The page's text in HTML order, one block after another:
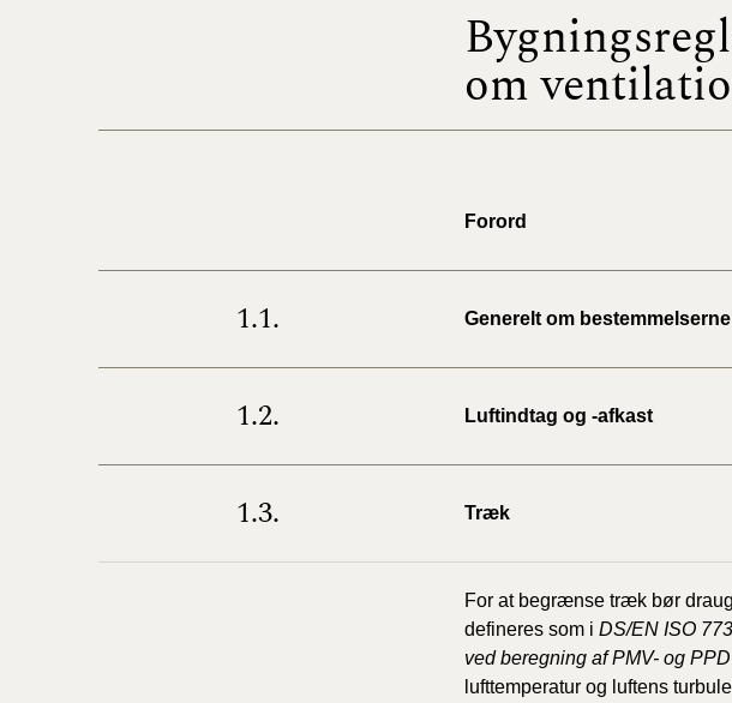
om
Forord
1.1. Generelt om
1.2. Luftindtag og -afkast
1.3. Træk
For at begrænse træk bør
defineres som i DS/EN ISO
ved beregning af PMV- og
lufttemperatur og luftens